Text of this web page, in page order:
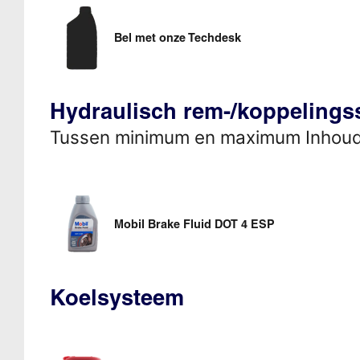
Bel met onze Techdesk
Hydraulisch rem-/
Tussen minimum en maximum
Mobil Brake Fluid DOT 4 ESP
Koelsysteem